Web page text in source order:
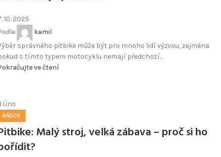
10. 2025
kamil
správného pitbike může být pro mnoho lidí výzvou, zejména
s tímto typem motocyklu nemají předchozí...
ve čtení
Úno
RÁDCE
Malý stroj, velká zábava – proč si ho